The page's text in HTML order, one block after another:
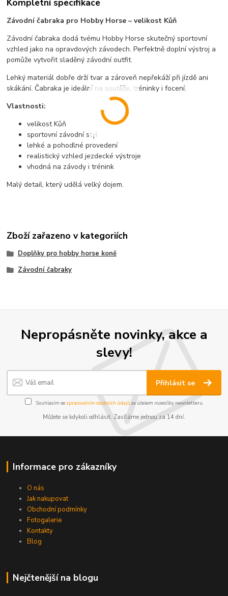
Kompletní specifikace
Závodní čabraka pro Hobby Horse – velikost Kůň
Závodní čabraka dodá tvému Hobby Horse skutečný sportovní
vzhled jako na opravdových závodech. Perfektně doplní výstroj a
pomůže vytvořit sladěný závodní outfit.
Lehký materiál dobře drží tvar a zároveň nepřekáží při jízdě ani
skákání. Čabraka je ideální na soutěže, tréninky i focení.
Vlastnosti:
velikost Kůň
sportovní závodní styl
lehké a pohodlné provedení
realistický vzhled jezdecké výstroje
vhodná na závody i trénink
Malý detail, který udělá velký dojem.
Zboží zařazeno v kategoriích
Doplňky pro hobby horse koně
Závodní čabraky
Nepropásněte novinky, akce a
slevy!
Přihlásit se
Souhlasím se zpracováním osobních údajůza účelem rozesílky newsletteru.
Můžete se kdykoli odhlásit. Zasíláme jednou za 14 dní.
Informace pro zákazníky
O nás
Jak nakupovat
Obchodní podmínky
Fotogalerie
Kontakty
Blog
Nejčtenější na blogu